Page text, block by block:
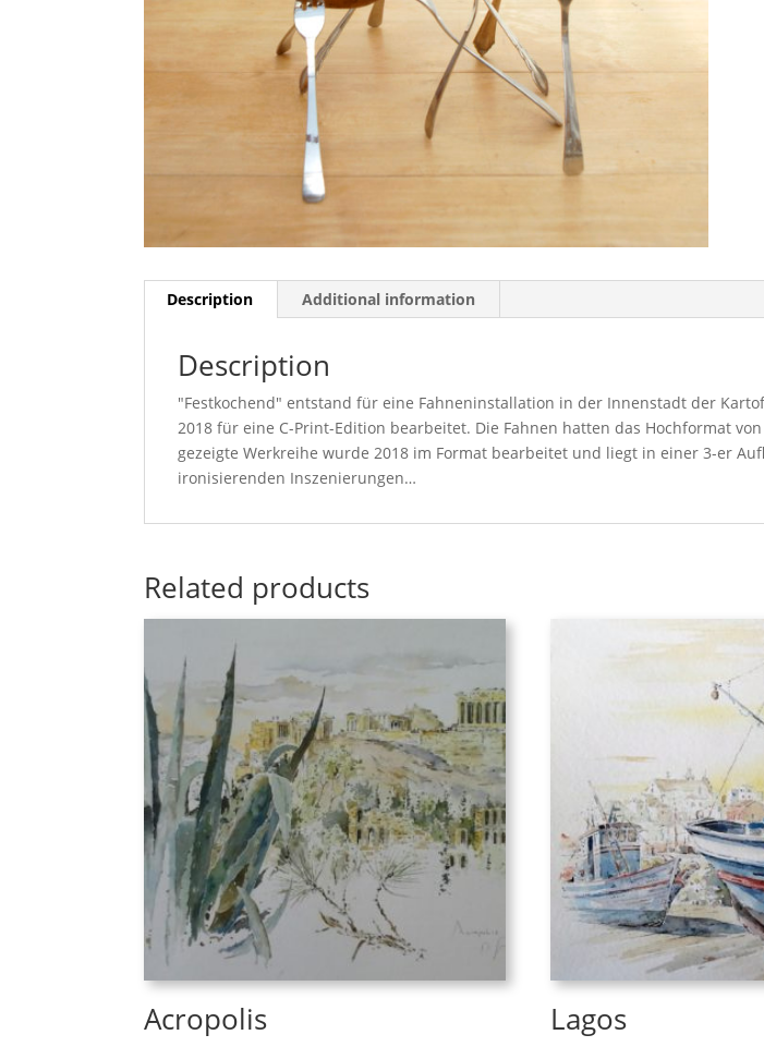
Description Additional information
Description
"Festkochend" entstand für eine Fahneninstallation in der Innenstadt der
2018 für eine C-Print-Edition bearbeitet. Die Fahnen hatten das Hochformat
gezeigte Werkreihe wurde 2018 im Format bearbeitet und liegt in einer 3-er
ironisierenden Inszenierungen…
Related products
Acropolis Lagos